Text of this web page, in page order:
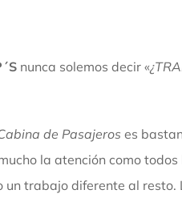
nunca solemos decir «
de Pasajeros es
la atención como todos
trabajo diferente al resto.